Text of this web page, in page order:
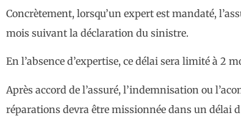
Concrètement, lorsqu’un expert est mandaté,
mois suivant la déclaration du sinistre.
En l’absence d’expertise, ce délai sera limité à 2
Après accord de l’assuré, l’indemnisation ou
réparations devra être missionnée dans un délai